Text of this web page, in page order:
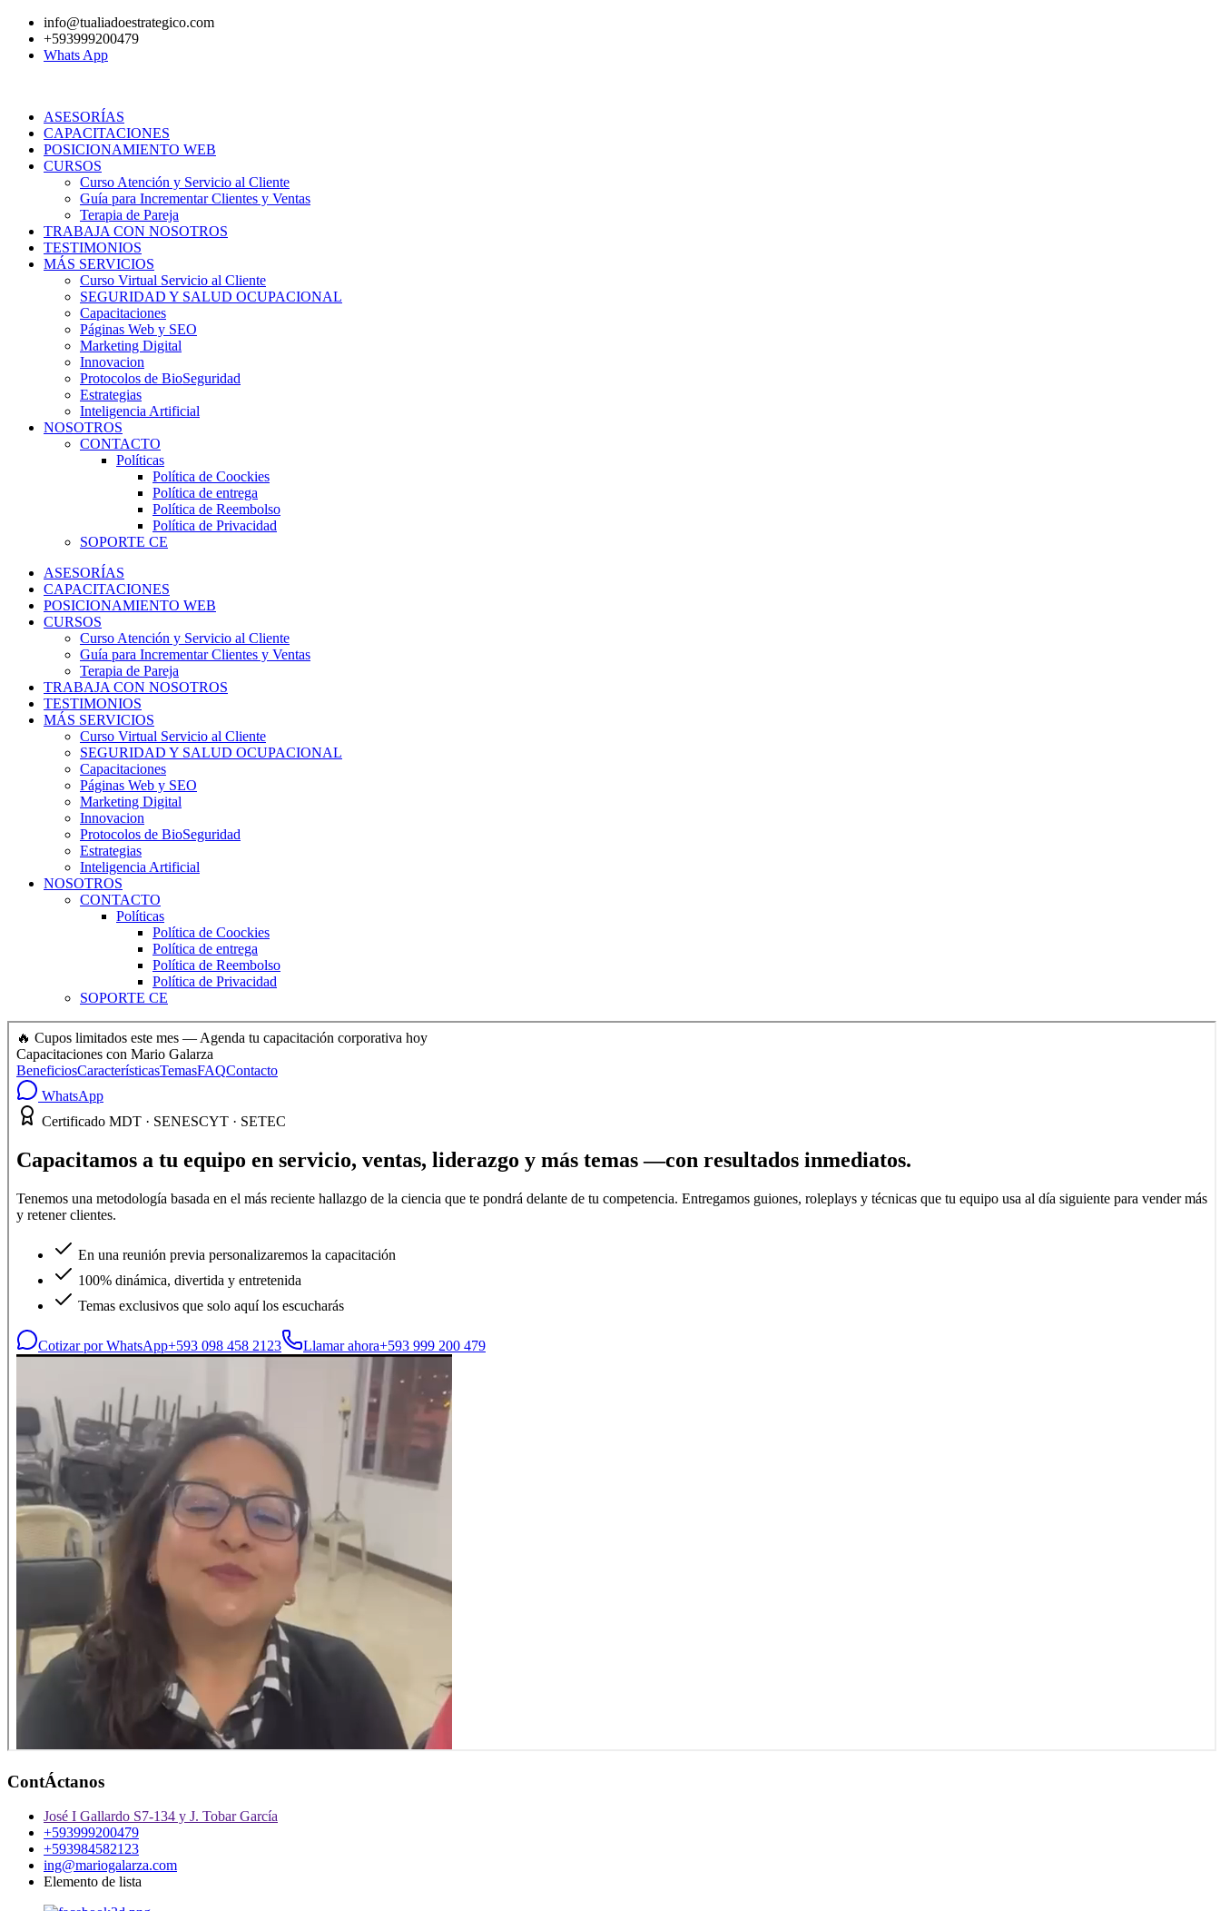
contenido
info@tualiadoestrategico.com
+593999200479
Whats App
ASESORÍAS
CAPACITACIONES
POSICIONAMIENTO WEB
CURSOS
Curso Atención y Servicio al Cliente
Guía para Incrementar Clientes y Ventas
Terapia de Pareja
TRABAJA CON NOSOTROS
TESTIMONIOS
MÁS SERVICIOS
Curso Virtual Servicio al Cliente
SEGURIDAD Y SALUD OCUPACIONAL
Capacitaciones
Páginas Web y SEO
Marketing Digital
Innovacion
Protocolos de BioSeguridad
Estrategias
Inteligencia Artificial
NOSOTROS
CONTACTO
Políticas
Política de Coockies
Política de entrega
Política de Reembolso
Política de Privacidad
SOPORTE CE
ASESORÍAS
CAPACITACIONES
POSICIONAMIENTO WEB
CURSOS
Curso Atención y Servicio al Cliente
Guía para Incrementar Clientes y Ventas
Terapia de Pareja
TRABAJA CON NOSOTROS
TESTIMONIOS
MÁS SERVICIOS
Curso Virtual Servicio al Cliente
SEGURIDAD Y SALUD OCUPACIONAL
Capacitaciones
Páginas Web y SEO
Marketing Digital
Innovacion
Protocolos de BioSeguridad
Estrategias
Inteligencia Artificial
NOSOTROS
CONTACTO
Políticas
Política de Coockies
Política de entrega
Política de Reembolso
Política de Privacidad
SOPORTE CE
ContÁctanos
José I Gallardo S7-134 y J. Tobar García
+593999200479
+593984582123
ing@mariogalarza.com
Elemento de lista